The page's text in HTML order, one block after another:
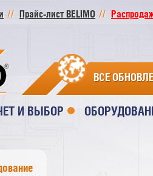
Прайс-лист BELIMO
ВСЕ
И ВЫБОР